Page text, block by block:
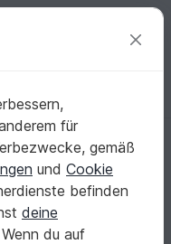
Kostenlos registrieren
Weihnachten
für
gemäß
und Cookie
befinden
deine
du auf